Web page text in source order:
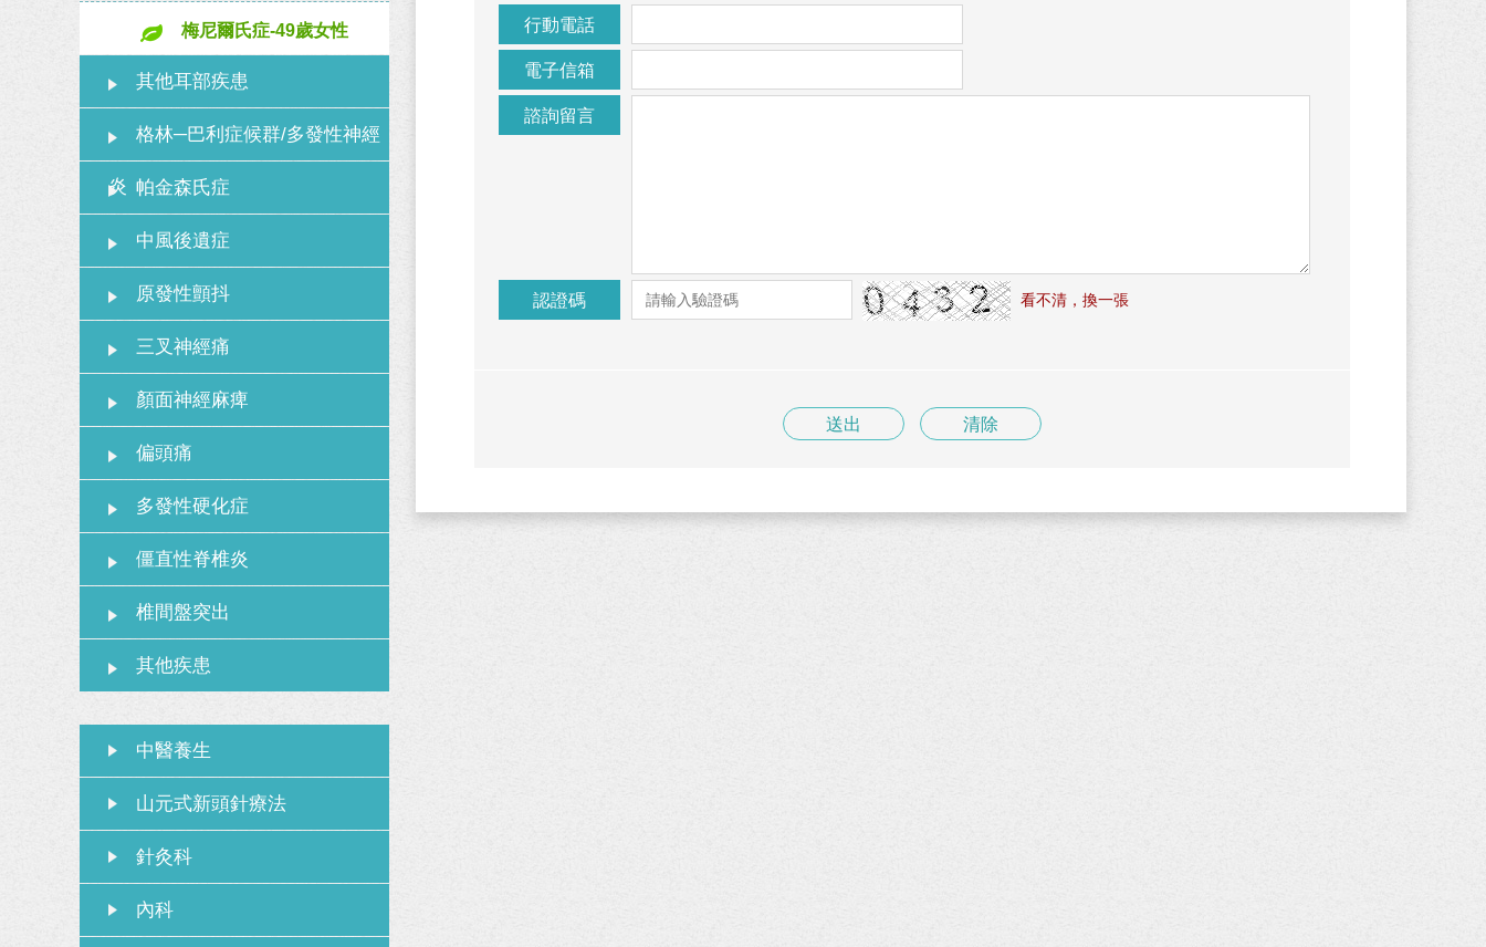
梅尼爾氏症-49歲女性
其他耳部疾患
格林─巴利症候群/多發性神經
炎 帕金森氏症
中風後遺症
原發性顫抖
三叉神經痛
顏面神經麻痺
偏頭痛
多發性硬化症
僵直性脊椎炎
椎間盤突出
其他疾患
中醫養生
山元式新頭針療法
針灸科
內科
行動電話
電子信箱
諮詢留言
認證碼 看不清，換一張
送出 清除